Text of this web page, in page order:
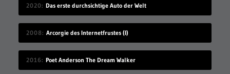
2020 Das erste durchsichtige Auto der Welt
2008 Arcorgie des Internetfrustes (I)
2016 Poet Anderson The Dream Walker